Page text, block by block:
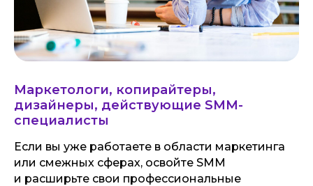
Маркетологи, копирайтеры,
дизайнеры, действующие SMM-
специалисты
Если вы уже работаете в области маркетинга
или смежных сферах, освойте SMM
и расширьте свои профессиональные